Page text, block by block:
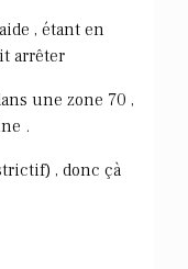
, étant en
arrêter
une zone 70 ,
.
, donc çà